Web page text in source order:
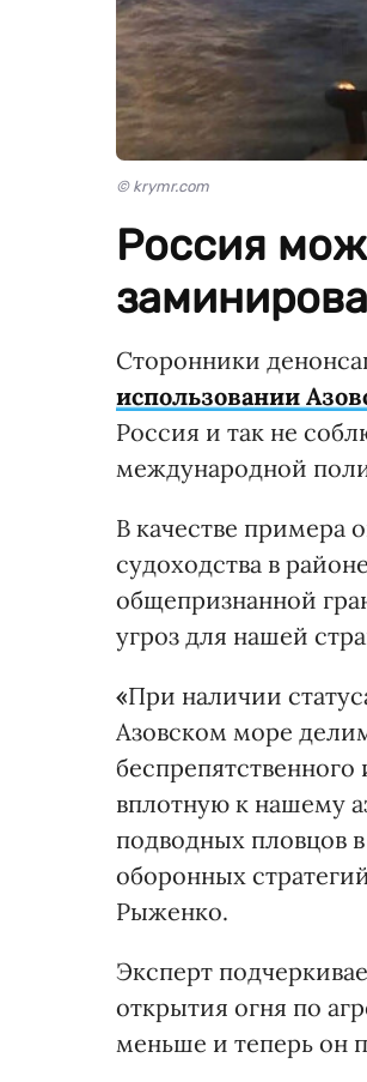
© krymr.com
Россия
Сторонники
использовании
Россия и так не
международной
В качестве
судоходства в
общепризнанной
угроз для нашей
«При наличии
Азовском море
вплотную к нашему
подводных пловцов
оборонных
Рыженко.
Эксперт
открытия огня по
меньше и теперь он